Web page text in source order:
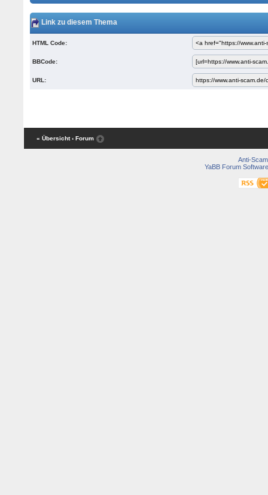
Link zu diesem Thema
HTML Code:
BBCode:
URL:
« Übersicht ‹ Forum
Anti-Scam
YaBB Forum Software